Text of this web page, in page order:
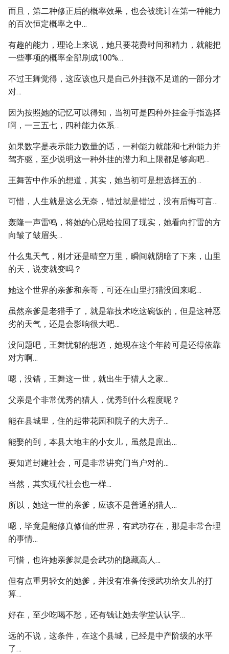
而且，第二种修正后的概率效果，也会被统计在第一种能力
的百次恒定概率之中…
有趣的能力，理论上来说，她只要花费时间和精力，就能把
一些事项的概率全部刷成100%…
不过王舞觉得，这应该也只是自己外挂微不足道的一部分才
对…
因为按照她的记忆可以得知，当初可是四种外挂金手指选择
啊，一三五七，四种能力体系…
如果数字是表示能力数量的话，一种能力就能和七种能力并
驾齐驱，至少说明这一种外挂的潜力和上限都足够高吧…
王舞苦中作乐的想道，其实，她当初可是想选择五的…
可惜，人生就是这么无奈，错过就是错过，没有后悔可言…
轰隆一声雷鸣，将她的心思给拉回了现实，她看向打雷的方
向皱了皱眉头…
什么鬼天气，刚才还是晴空万里，瞬间就阴暗了下来，山里
的天，说变就变吗？
她这个世界的亲爹和亲哥，可还在山里打猎没回来呢…
虽然亲爹是老猎手了，就是靠技术吃这碗饭的，但是这种恶
劣的天气，还是会影响很大吧…
没问题吧，王舞忧郁的想道，她现在这个年龄可是还得依靠
对方啊…
嗯，没错，王舞这一世，就出生于猎人之家…
父亲是个非常优秀的猎人，优秀到什么程度呢？
能在县城里，住的起带花园和院子的大房子…
能娶的到，本县大地主的小女儿，虽然是庶出…
要知道封建社会，可是非常讲究门当户对的…
当然，其实现代社会也一样…
所以，她这一世的亲爹，应该不是普通的猎人…
嗯，毕竟是能修真修仙的世界，有武功存在，那是非常合理
的事情…
可惜，也许她亲爹就是会武功的隐藏高人…
但有点重男轻女的她爹，并没有准备传授武功给女儿的打
算…
好在，至少吃喝不愁，还有钱让她去学堂认认字…
远的不说，这条件，在这个县城，已经是中产阶级的水平
了…